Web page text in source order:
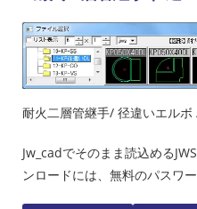
耐火二層管継手/ 径違いエル
Jw_cadでそのまま読込める
ンロードには、無料のパスワー